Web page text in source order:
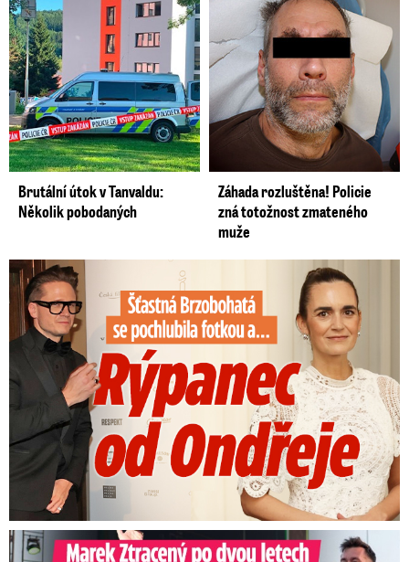
Brutální útok v Tanvaldu:
Několik pobodaných
Záhada rozluštěna! Policie
zná totožnost zmateného
muže
Šťastná Brzobohatá se pochlubila fotkou: Rýpanec od Ondřeje
Marek Ztracený na Letné: Pártlová stopla koncert